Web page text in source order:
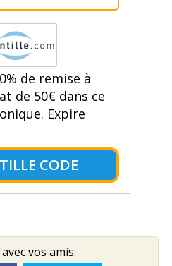
de remise à
de 50€ dans ce
Expire
CODE
vos amis: